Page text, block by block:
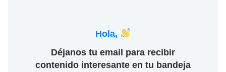
Hola,
Déjanos tu email para recibir
contenido interesante en tu bandeja